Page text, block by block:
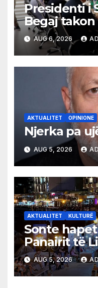
Presidenti i
Begaj
shqiptare
AUG 6, 2026
AKTUALITET OPINIONE
Njerka pa
AUG 5, 2026
AKTUALITET KULTURË
Sonte
Panairit të
AUG 5, 2026